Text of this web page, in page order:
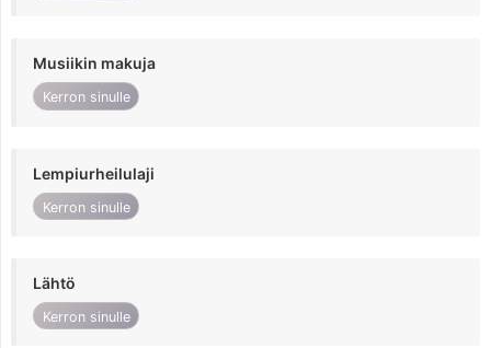
Musiikin makuja
Kerron sinulle
Lempiurheilulaji
Kerron sinulle
Lähtö
Kerron sinulle